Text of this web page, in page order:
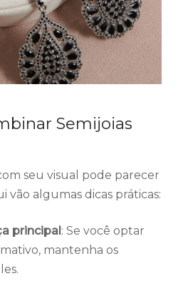
Semijoias
seu visual pode parecer
vão algumas dicas práticas:
principal : Se você optar
mantenha os